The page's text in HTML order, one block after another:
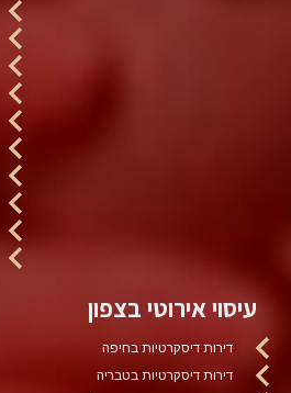
עיסוי אירוטי בצפון
דירות דיסקרטיות בחיפה
דירות דיסקרטיות בטבריה